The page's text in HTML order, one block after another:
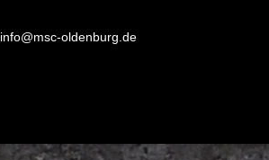
info@msc-oldenburg.de